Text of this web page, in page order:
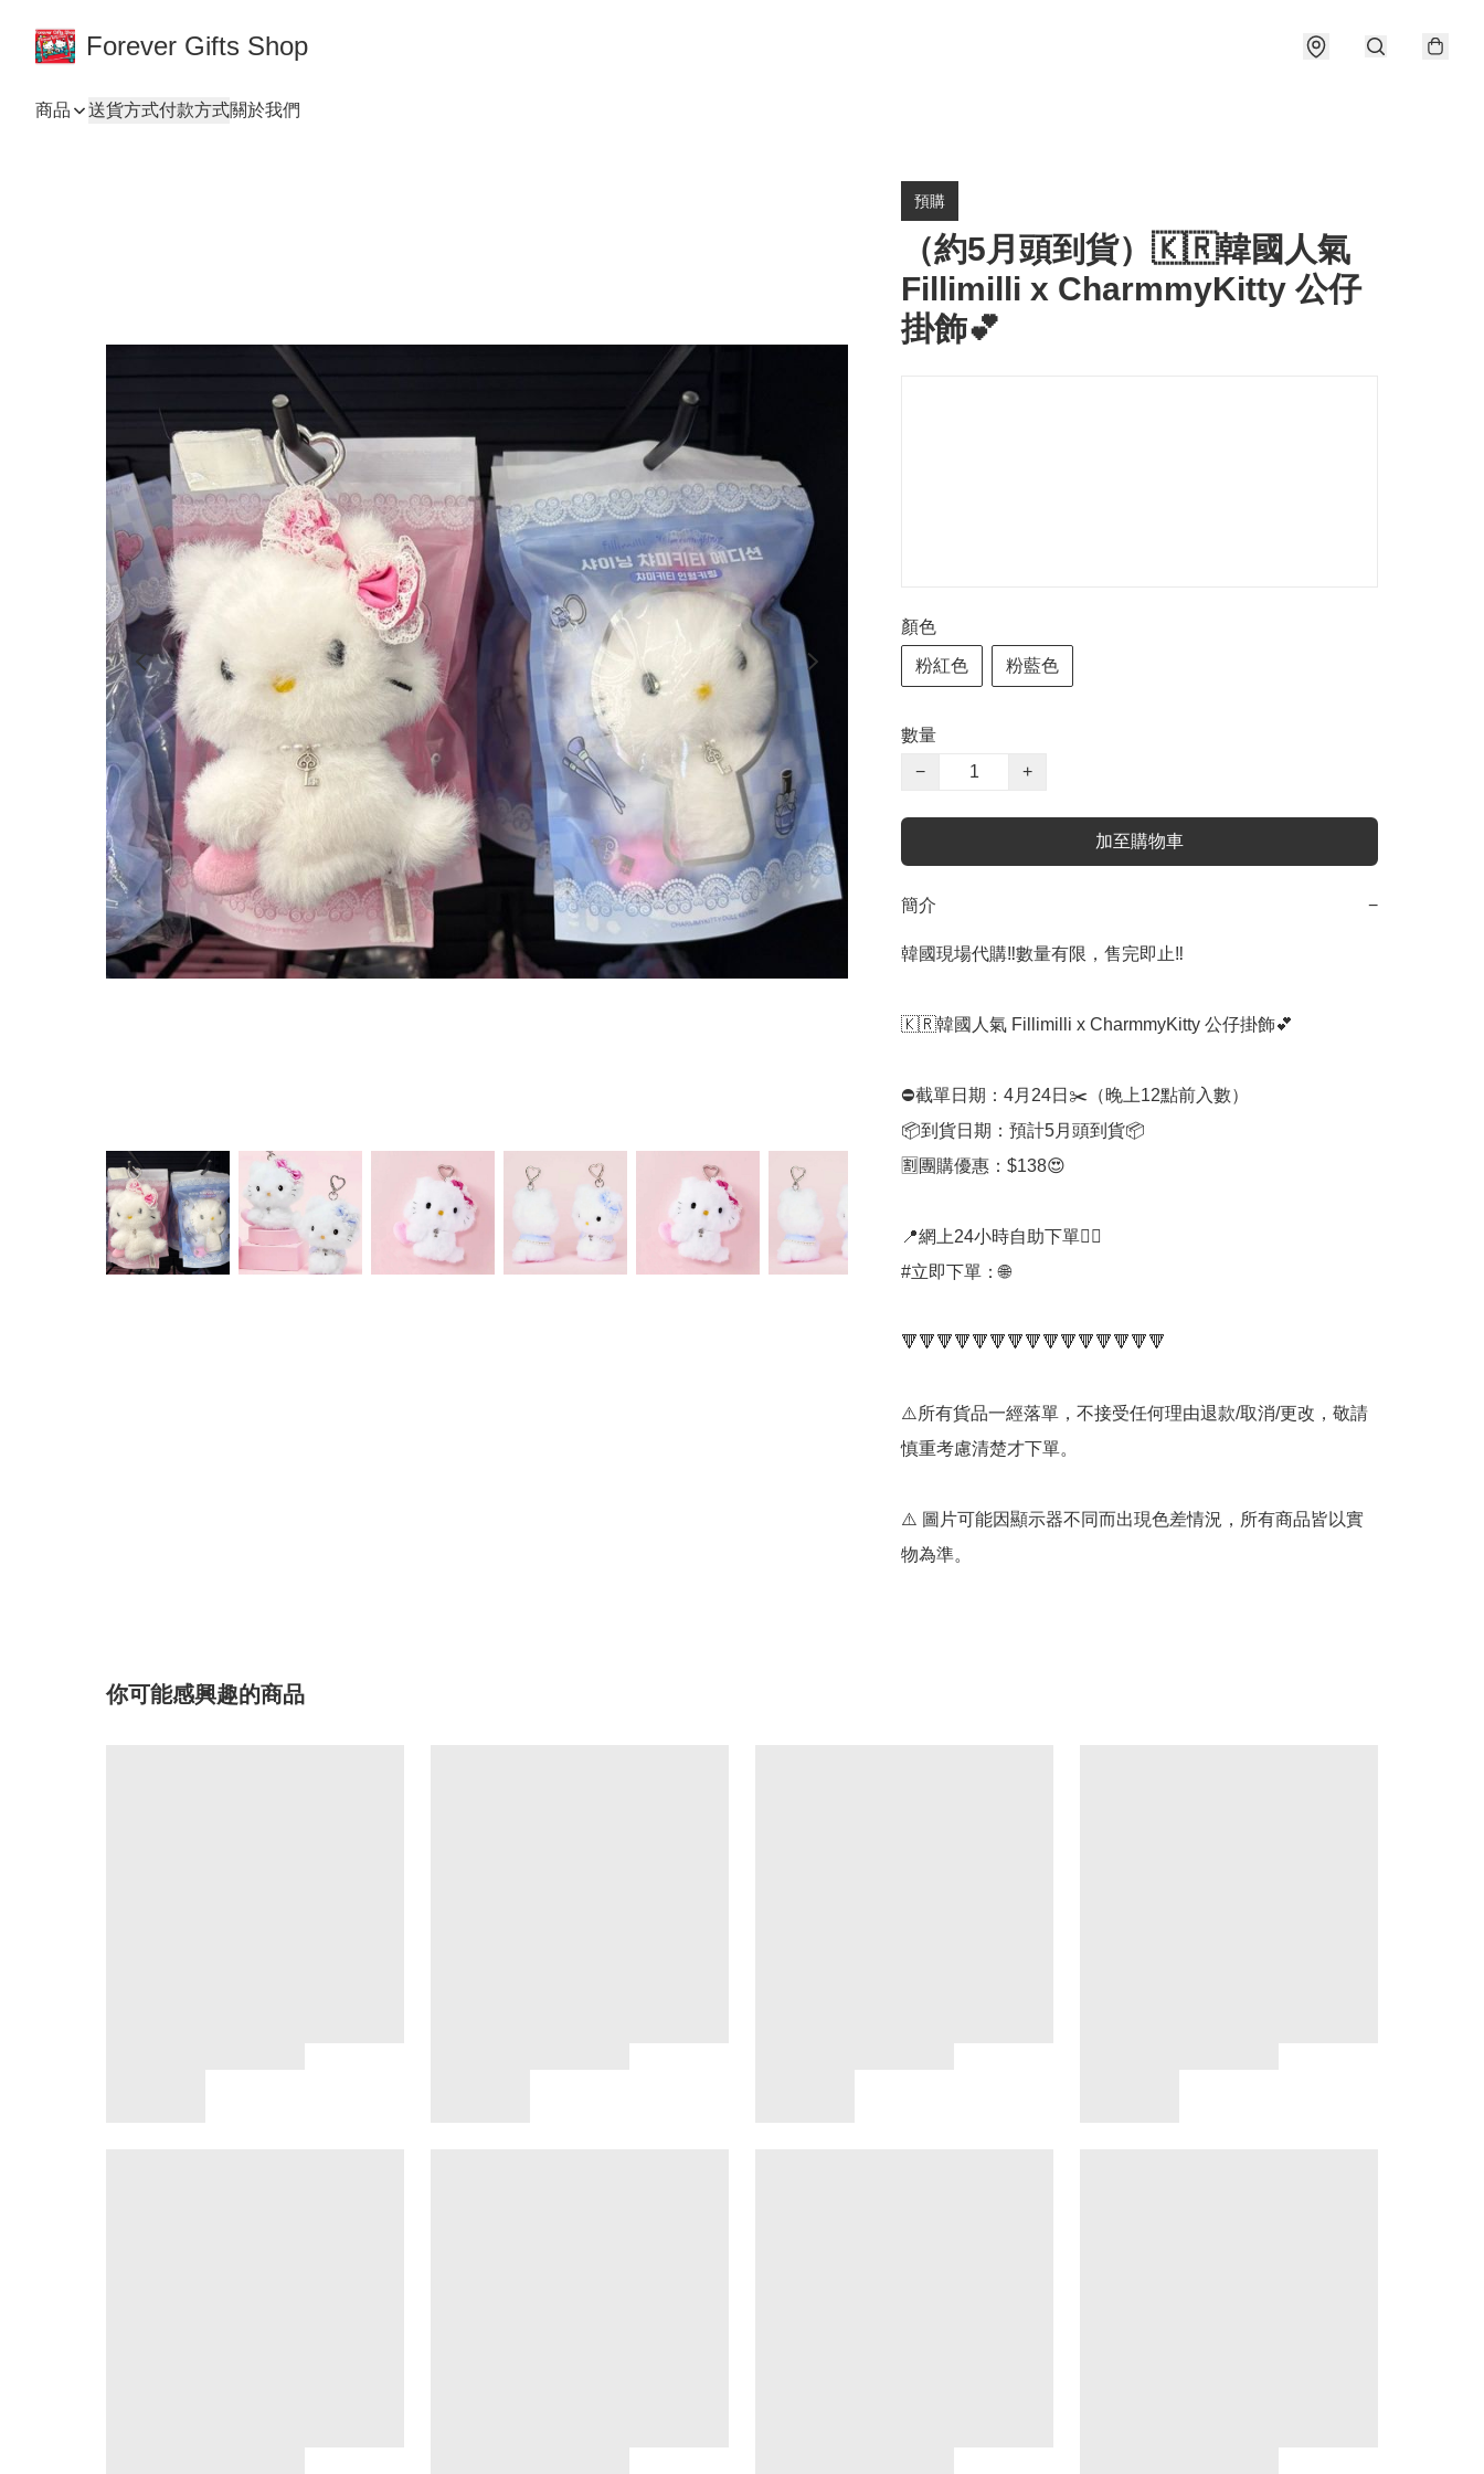
Forever Gifts Shop
商品 送貨方式付款方式關於我們
預購
（約5月頭到貨）🇰🇷韓國人氣
Fillimilli x CharmmyKitty 公仔
掛飾💕
顏色
粉紅色 粉藍色
數量
−
+
加至購物車
簡介 −
韓國現場代購‼️數量有限，售完即止‼️
🇰🇷韓國人氣 Fillimilli x CharmmyKitty 公仔掛飾💕
⛔️截單日期：4月24日✂️（晚上12點前入數）
📦到貨日期：預計5月頭到貨📦
🈹團購優惠：$138😍
📍網上24小時自助下單👍🏻
#立即下單：🌐
🔻🔻🔻🔻🔻🔻🔻🔻🔻🔻🔻🔻🔻🔻🔻
⚠️所有貨品一經落單，不接受任何理由退款/取消/更改，敬請
慎重考慮清楚才下單。
⚠️ 圖片可能因顯示器不同而出現色差情況，所有商品皆以實
物為準。
你可能感興趣的商品